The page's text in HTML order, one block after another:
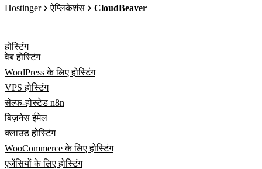
Hostinger ऐप्लिकेशंस CloudBeaver
होस्टिंग
वेब होस्टिंग
WordPress के लिए होस्टिंग
VPS होस्टिंग
सेल्फ-होस्टेड n8n
बिज़नेस ईमेल
क्लाउड होस्टिंग
WooCommerce के लिए होस्टिंग
एजेंसियों के लिए होस्टिंग